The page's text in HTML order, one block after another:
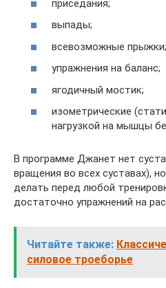
приседания;
выпады;
всевозможные прыжки;
упражнения на баланс;
ягодичный мостик;
изометрические
нагрузкой на мышцы
В программе Джанет нет
вращения во всех суставах),
делать перед любой
достаточно упражнений на
Читайте также:
силовое троеборье